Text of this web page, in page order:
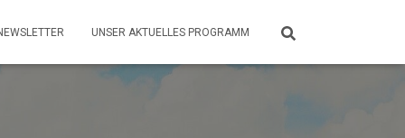
UNSER AKTUELLES PROGRAMM